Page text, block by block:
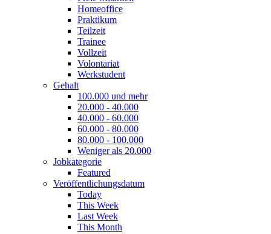
Homeoffice
Praktikum
Teilzeit
Trainee
Vollzeit
Volontariat
Werkstudent
Gehalt
100.000 und mehr
20.000 - 40.000
40.000 - 60.000
60.000 - 80.000
80.000 - 100.000
Weniger als 20.000
Jobkategorie
Featured
Veröffentlichungsdatum
Today
This Week
Last Week
This Month